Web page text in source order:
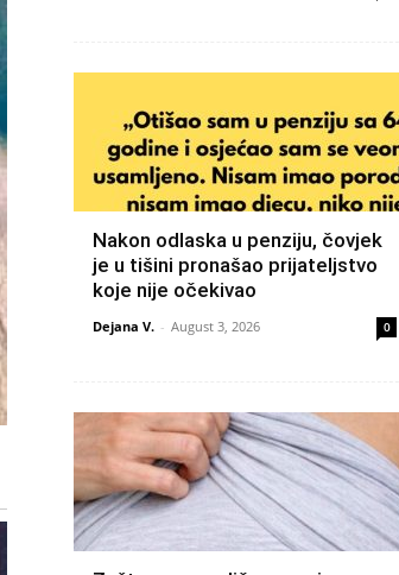
Nakon odlaska u penziju, čovjek
je u tišini pronašao prijateljstvo
koje nije očekivao
Dejana V. - August 3, 2026 0